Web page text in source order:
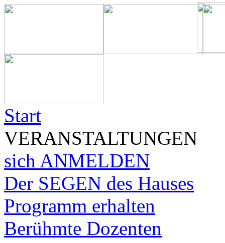
Start
VERANSTALTUNGEN
sich ANMELDEN
Der SEGEN des Hauses
Programm erhalten
Berühmte Dozenten